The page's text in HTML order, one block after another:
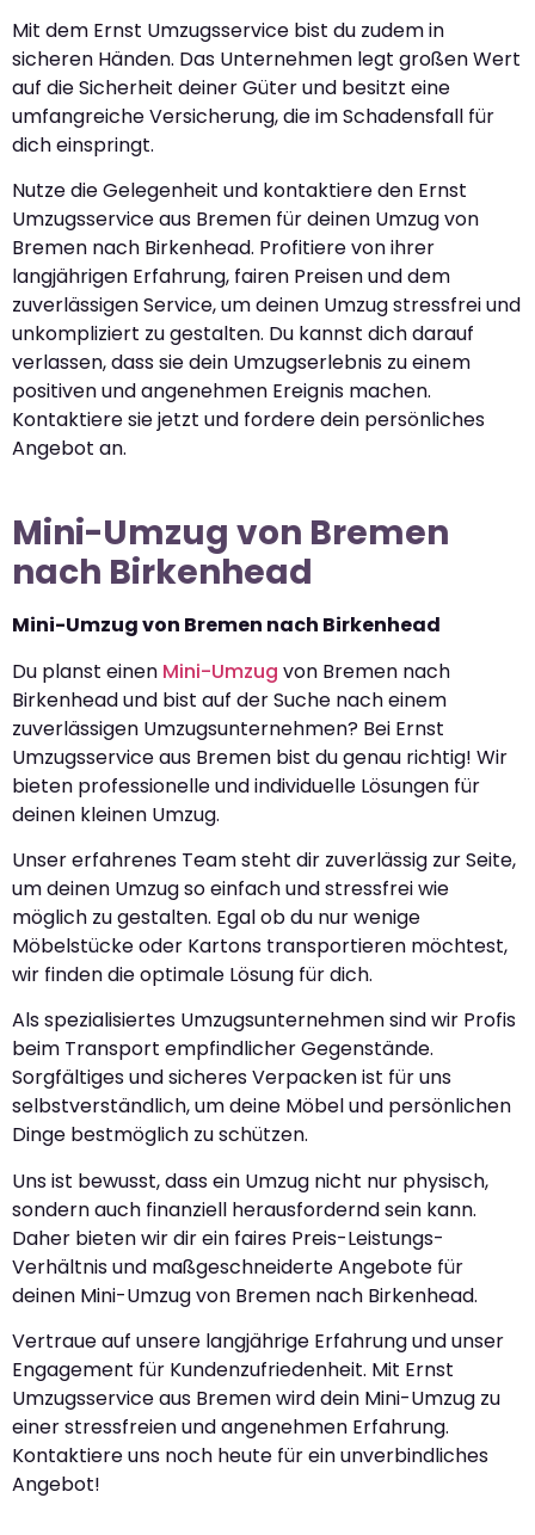
Mit dem Ernst Umzugsservice bist du zudem in
sicheren Händen. Das Unternehmen legt großen Wert
auf die Sicherheit deiner Güter und besitzt eine
umfangreiche Versicherung, die im Schadensfall für
dich einspringt.
Nutze die Gelegenheit und kontaktiere den Ernst
Umzugsservice aus Bremen für deinen Umzug von
Bremen nach Birkenhead. Profitiere von ihrer
langjährigen Erfahrung, fairen Preisen und dem
zuverlässigen Service, um deinen Umzug stressfrei und
unkompliziert zu gestalten. Du kannst dich darauf
verlassen, dass sie dein Umzugserlebnis zu einem
positiven und angenehmen Ereignis machen.
Kontaktiere sie jetzt und fordere dein persönliches
Angebot an.
Mini-Umzug von Bremen
nach Birkenhead
Mini-Umzug von Bremen nach Birkenhead
Du planst einen Mini-Umzug von Bremen nach
Birkenhead und bist auf der Suche nach einem
zuverlässigen Umzugsunternehmen? Bei Ernst
Umzugsservice aus Bremen bist du genau richtig! Wir
bieten professionelle und individuelle Lösungen für
deinen kleinen Umzug.
Unser erfahrenes Team steht dir zuverlässig zur Seite,
um deinen Umzug so einfach und stressfrei wie
möglich zu gestalten. Egal ob du nur wenige
Möbelstücke oder Kartons transportieren möchtest,
wir finden die optimale Lösung für dich.
Als spezialisiertes Umzugsunternehmen sind wir Profis
beim Transport empfindlicher Gegenstände.
Sorgfältiges und sicheres Verpacken ist für uns
selbstverständlich, um deine Möbel und persönlichen
Dinge bestmöglich zu schützen.
Uns ist bewusst, dass ein Umzug nicht nur physisch,
sondern auch finanziell herausfordernd sein kann.
Daher bieten wir dir ein faires Preis-Leistungs-
Verhältnis und maßgeschneiderte Angebote für
deinen Mini-Umzug von Bremen nach Birkenhead.
Vertraue auf unsere langjährige Erfahrung und unser
Engagement für Kundenzufriedenheit. Mit Ernst
Umzugsservice aus Bremen wird dein Mini-Umzug zu
einer stressfreien und angenehmen Erfahrung.
Kontaktiere uns noch heute für ein unverbindliches
Angebot!